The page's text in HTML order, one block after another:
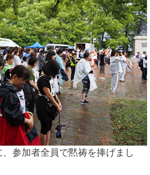
参加者全員で黙祷を捧げまし